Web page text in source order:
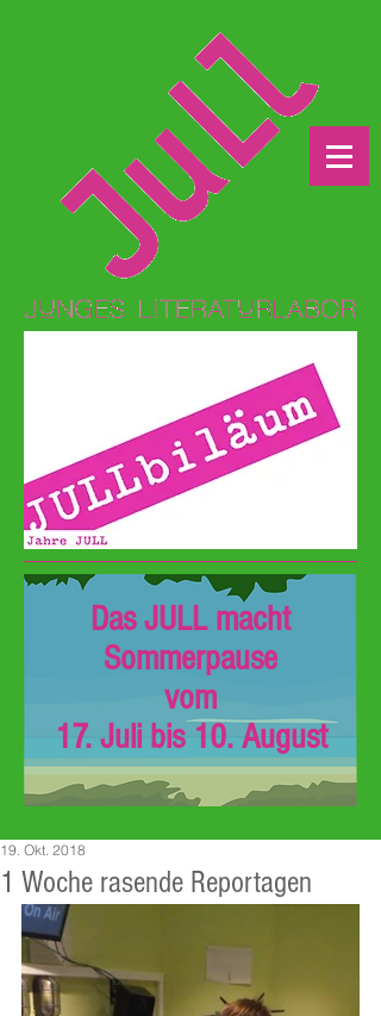
Das JULL macht
Sommerpause
vom
17. Juli bis 10. August
1 Woche rasende Reportagen
19. Okt. 2018